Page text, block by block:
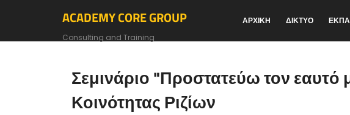
ACADEMY CORE GROUP
Consulting and Training
ΑΡΧΙΚΗ ΔΙΚΤΥΟ
Σεμινάριο "Προστατεύω τον
Κοινότητας Ριζίων